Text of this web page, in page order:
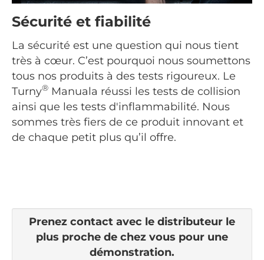
Sécurité et fiabilité
La sécurité est une question qui nous tient
très à cœur. C’est pourquoi nous soumettons
tous nos produits à des tests rigoureux. Le
Turny® Manuala réussi les tests de collision
ainsi que les tests d'inflammabilité. Nous
sommes très fiers de ce produit innovant et
de chaque petit plus qu’il offre.
Prenez contact avec le distributeur le
plus proche de chez vous pour une
démonstration.